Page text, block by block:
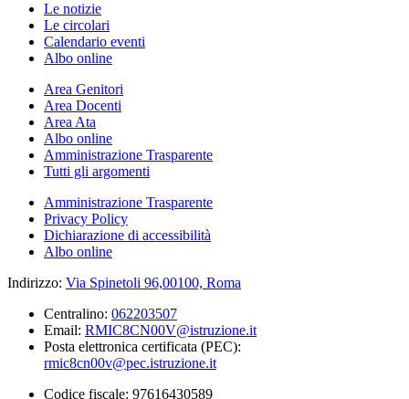
Le notizie
Le circolari
Calendario eventi
Albo online
Area Genitori
Area Docenti
Area Ata
Albo online
Amministrazione Trasparente
Tutti gli argomenti
Amministrazione Trasparente
Privacy Policy
Dichiarazione di accessibilità
Albo online
Indirizzo: Via Spinetoli 96,00100, Roma
Centralino: 062203507
Email: RMIC8CN00V@istruzione.it
Posta elettronica certificata (PEC):
rmic8cn00v@pec.istruzione.it
Codice fiscale: 97616430589